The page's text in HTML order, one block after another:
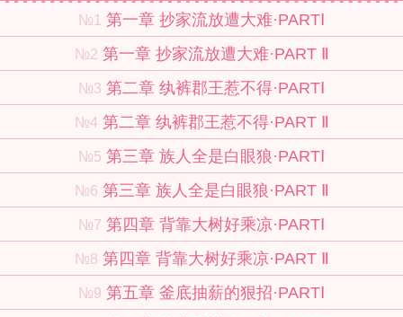
№1 第一章 抄家流放遭大难·PARTⅠ
№2 第一章 抄家流放遭大难·PART Ⅱ
№3 第二章 纨裤郡王惹不得·PARTⅠ
№4 第二章 纨裤郡王惹不得·PART Ⅱ
№5 第三章 族人全是白眼狼·PARTⅠ
№6 第三章 族人全是白眼狼·PART Ⅱ
№7 第四章 背靠大树好乘凉·PARTⅠ
№8 第四章 背靠大树好乘凉·PART Ⅱ
№9 第五章 釜底抽薪的狠招·PARTⅠ